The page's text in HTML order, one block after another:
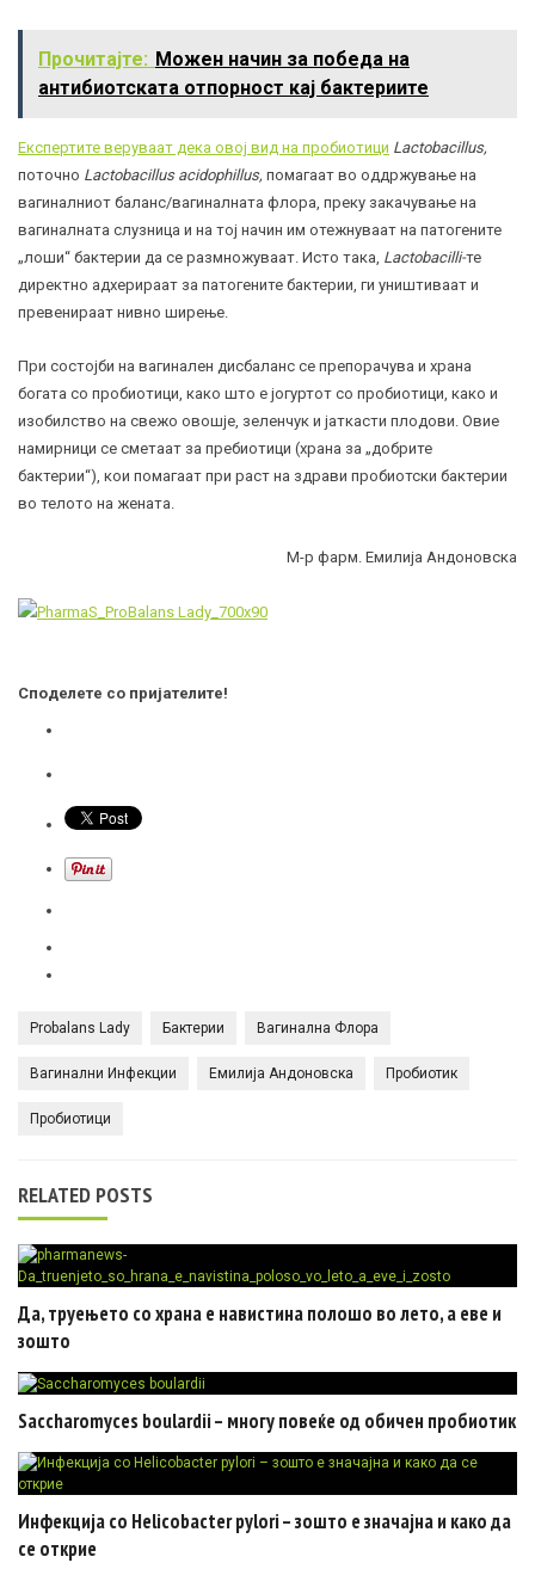
Прочитајте: Можен начин за победа на
антибиотската отпорност кај бактериите
Експертите веруваат дека овој вид на пробиотици Lactobacillus,
поточно Lactobacillus acidophillus, помагаат во оддржување на
вагиналниот баланс/вагиналната флора, преку закачување на
вагиналната слузница и на тој начин им отежнуваат на патогените
„лоши“ бактерии да се размножуваат. Исто така, Lactobacilli-те
директно адхерираат за патогените бактерии, ги уништиваат и
превенираат нивно ширење.
При состојби на вагинален дисбаланс се препорачува и храна
богата со пробиотици, како што е јогуртот со пробиотици, како и
изобилство на свежо овошје, зеленчук и јаткасти плодови. Овие
намирници се сметаат за пребиотици (храна за „добрите
бактерии“), кои помагаат при раст на здрави пробиотски бактерии
во телото на жената.
М-р фарм. Емилија Андоновска
Споделете со пријателите!
Probalans Lady Бактерии Вагинална Флора
Вагинални Инфекции Емилија Андоновска Пробиотик
Пробиотици
RELATED POSTS
Да, труењето со храна е навистина полошо во лето, а еве и
зошто
Saccharomyces boulardii – многу повеќе од обичен пробиотик
Инфекција со Helicobacter pylori – зошто е значајна и како да
се открие